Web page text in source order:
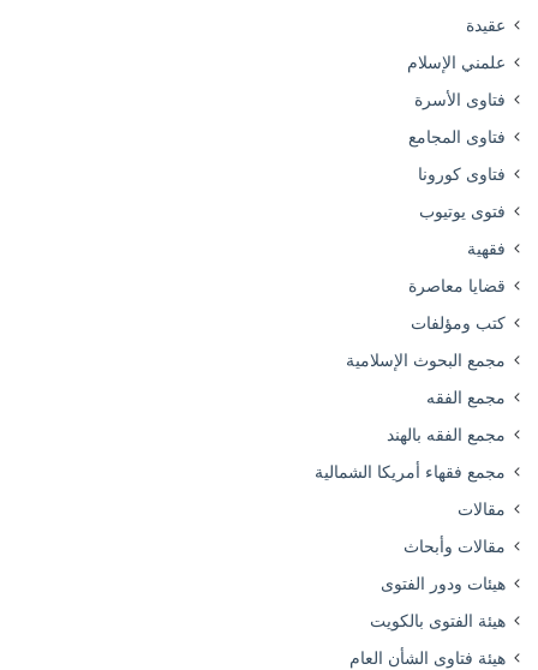
عقيدة
علمني الإسلام
فتاوى الأسرة
فتاوى المجامع
فتاوى كورونا
فتوى يوتيوب
فقهية
قضايا معاصرة
كتب ومؤلفات
مجمع البحوث الإسلامية
مجمع الفقه
مجمع الفقه بالهند
مجمع فقهاء أمريكا الشمالية
مقالات
مقالات وأبحاث
هيئات ودور الفتوى
هيئة الفتوى بالكويت
هيئة فتاوى الشأن العام